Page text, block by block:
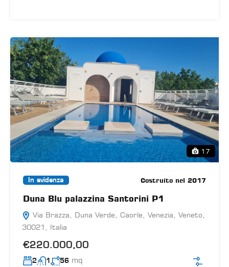
17
In evidenza Costruito nel 2017
Duna Blu palazzina Santorini P1
Via Brazza, Duna Verde, Caorle, Venezia, Veneto,
30021, Italia
€220.000,00
2 1 56 mq